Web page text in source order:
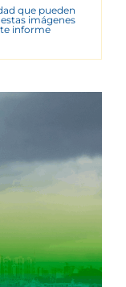
que pueden
imágenes
informe